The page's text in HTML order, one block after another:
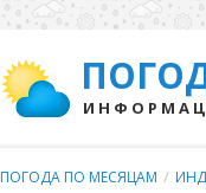
ПОГОДА ПО МЕСЯЦАМ /